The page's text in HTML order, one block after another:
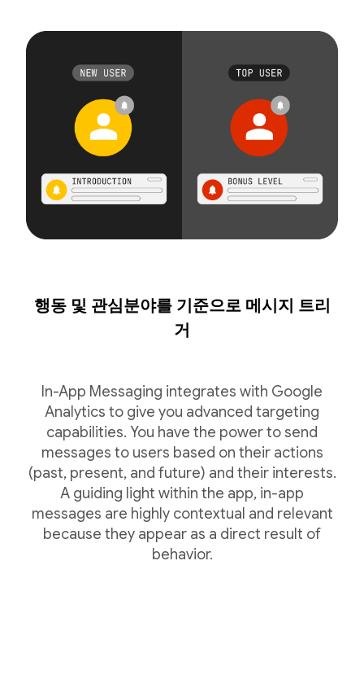
행동 및 관심분야를 기준으로 메시지 트리
거
In-App Messaging integrates with Google
Analytics to give you advanced targeting
capabilities. You have the power to send
messages to users based on their actions
(past, present, and future) and their interests.
A guiding light within the app, in-app
messages are highly contextual and relevant
because they appear as a direct result of
behavior.